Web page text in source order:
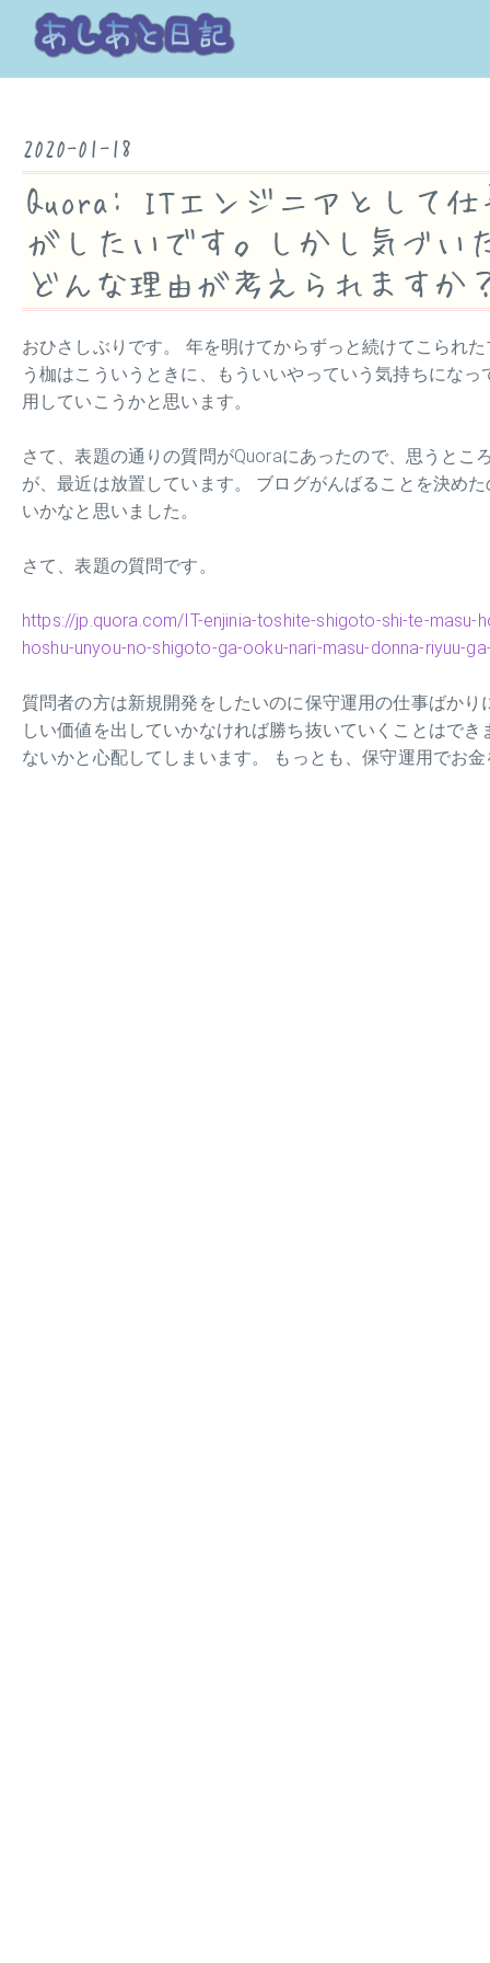
2020-01-18
Quora: ITエンジニアとして
がしたいです。しかし気づい
どんな理由が考えられますか
おひさしぶりです。 年を明けてからずっと続けてこられ
う枷はこういうときに、もういいやっていう気持ちにな
用していこうかと思います。
さて、表題の通りの質問がQuoraにあったので、思うと
が、最近は放置しています。 ブログがんばることを決め
いかなと思いました。
さて、表題の質問です。
https://jp.quora.com/IT-enjinia-toshite-shigoto-shi-te-masu-
hoshu-unyou-no-shigoto-ga-ooku-nari-masu-donna-riyuu-
質問者の方は新規開発をしたいのに保守運用の仕事ばか
しい価値を出していかなければ勝ち抜いていくことはで
ないかと心配してしまいます。 もっとも、保守運用でお